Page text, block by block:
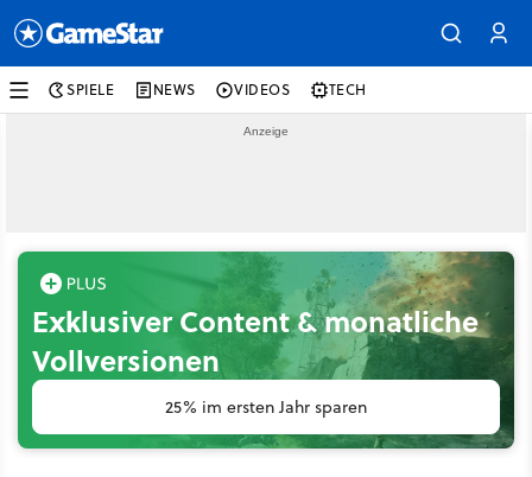
SPIELE NEWS VIDEOS TECH
Exklusiver Content & monatliche
Vollversionen
25% im ersten Jahr sparen